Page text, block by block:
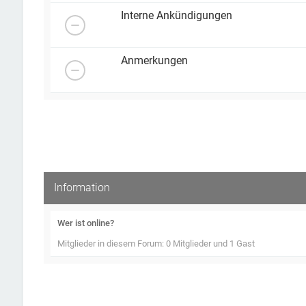
Interne Ankündigungen
Anmerkungen
Information
Wer ist online?
Mitglieder in diesem Forum: 0 Mitglieder und 1 Gast